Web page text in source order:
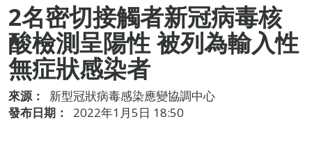
2名密切接觸者新冠病毒核
酸檢測呈陽性 被列為輸入性
無症狀感染者
來源：
新型冠狀病毒感染應變協調中心
發布日期：
2022年1月5日 18:50